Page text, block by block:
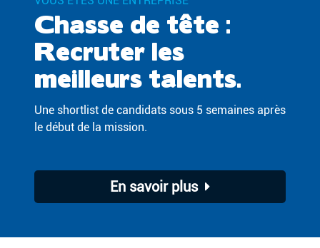
Chasse de tête :
Recruter les
meilleurs talents.
Une shortlist de candidats sous 5 semaines après
le début de la mission.
En savoir plus